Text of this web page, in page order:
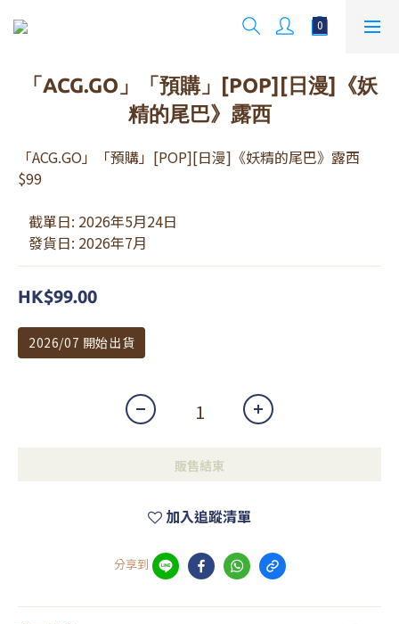
「ACG.GO」「預購」[POP][日漫]《妖
精的尾巴》露西
「ACG.GO」「預購」[POP][日漫]《妖精的尾巴》露西
$99
   截單日: 2026年5月24日
   發貨日: 2026年7月
HK$99.00
2026/07 開始出貨
販售結束
加入追蹤清單
分享到